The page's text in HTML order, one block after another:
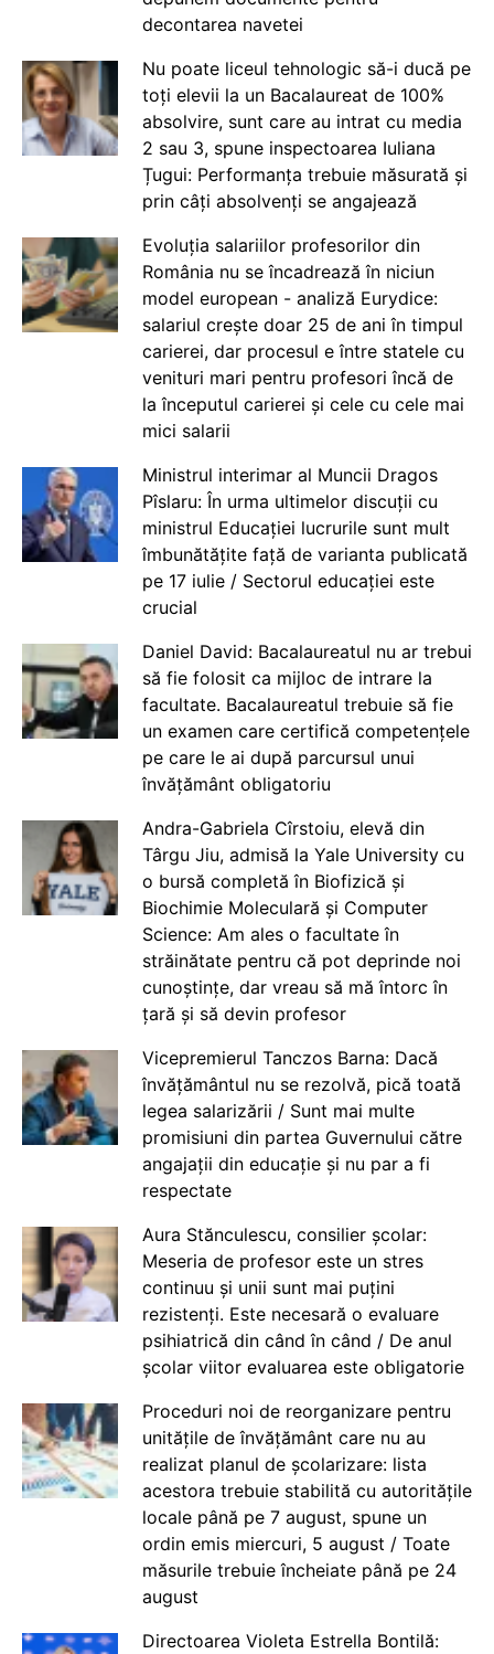
decontarea navetei
Nu poate liceul tehnologic să-i ducă pe
toți elevii la un Bacalaureat de 100%
absolvire, sunt care au intrat cu media
2 sau 3, spune inspectoarea Iuliana
Țugui: Performanța trebuie măsurată și
prin câți absolvenți se angajează
Evoluția salariilor profesorilor din
România nu se încadrează în niciun
model european - analiză Eurydice:
salariul crește doar 25 de ani în timpul
carierei, dar procesul e între statele cu
venituri mari pentru profesori încă de
la începutul carierei și cele cu cele mai
mici salarii
Ministrul interimar al Muncii Dragos
Pîslaru: În urma ultimelor discuții cu
ministrul Educației lucrurile sunt mult
îmbunătățite față de varianta publicată
pe 17 iulie / Sectorul educației este
crucial
Daniel David: Bacalaureatul nu ar trebui
să fie folosit ca mijloc de intrare la
facultate. Bacalaureatul trebuie să fie
un examen care certifică competențele
pe care le ai după parcursul unui
învățământ obligatoriu
Andra-Gabriela Cîrstoiu, elevă din
Târgu Jiu, admisă la Yale University cu
o bursă completă în Biofizică și
Biochimie Moleculară și Computer
Science: Am ales o facultate în
străinătate pentru că pot deprinde noi
cunoștințe, dar vreau să mă întorc în
țară și să devin profesor
Vicepremierul Tanczos Barna: Dacă
învățământul nu se rezolvă, pică toată
legea salarizării / Sunt mai multe
promisiuni din partea Guvernului către
angajații din educație și nu par a fi
respectate
Aura Stănculescu, consilier școlar:
Meseria de profesor este un stres
continuu și unii sunt mai puțini
rezistenți. Este necesară o evaluare
psihiatrică din când în când / De anul
școlar viitor evaluarea este obligatorie
Proceduri noi de reorganizare pentru
unitățile de învățământ care nu au
realizat planul de școlarizare: lista
acestora trebuie stabilită cu autoritățile
locale până pe 7 august, spune un
ordin emis miercuri, 5 august / Toate
măsurile trebuie încheiate până pe 24
august
Directoarea Violeta Estrella Bontilă: